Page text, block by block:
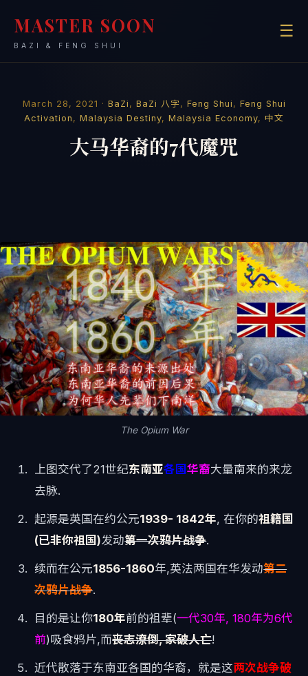
MASTER SOON
BAZI & FENG SHUI
☰
March 28, 2021 · BaZi , BaZi 八字 , Feng Shui , Feng Shui
Activation , Malaysia Destiny, Malaysia Economy, 中文
大马华裔的7代魔咒
The Opium War
上图交代了21世纪东南亚各国华裔大量南来的来龙
去脉.
起源是英国在约公元1939- 1842年, 在你的祖籍国
(已非你祖国)发动第一次鸦片战争.
续而在公元1856-1860年,英法两国在华发动第二
次鸦片战争.
目的是让你180年前的祖辈(一代30年, 180年为6代
前)吸食鸦片,而丧志潦倒, 家破人亡!
近代散落于东南亚各国的华裔，就是这两次战争破